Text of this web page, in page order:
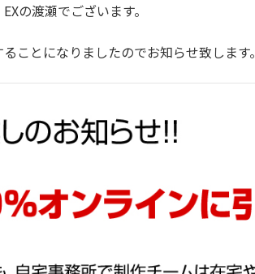
新
:
の渡瀬でございます。
ことになりましたのでお知らせ致します。